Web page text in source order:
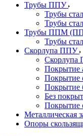
Трубы ППУ
Трубы
Трубы
Трубы ППМ
Трубы
Скорлупа ППУ
Скорлупа
Покрытие
Покрытие
Покрытие
Без
Покрытие
Металлическая
Опоры